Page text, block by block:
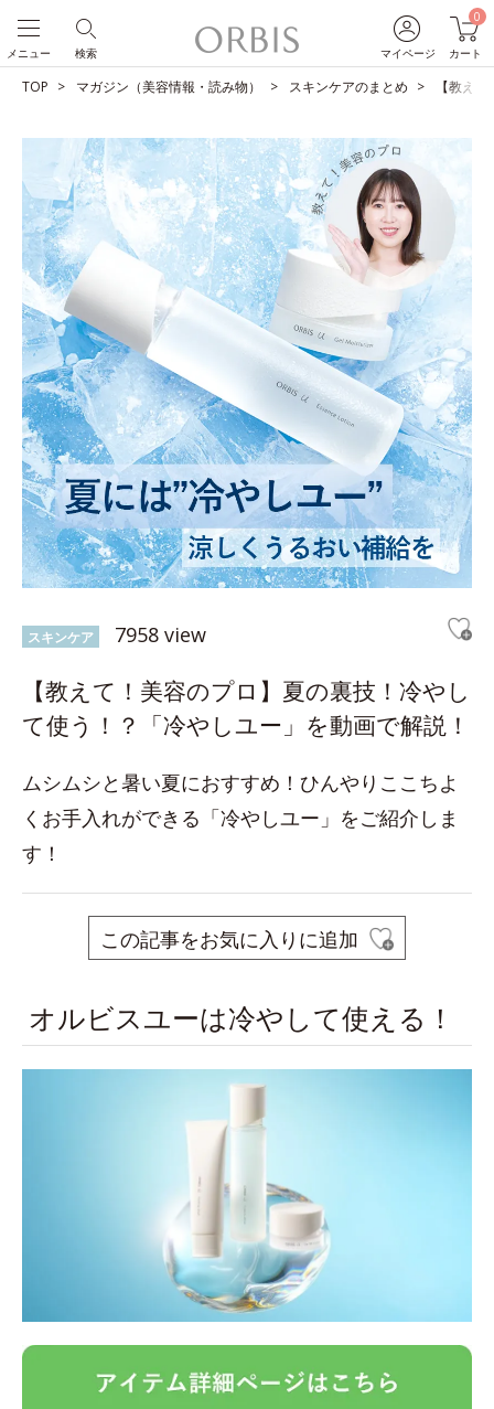
マイページ
0
カート
検索
メニュー
TOP マガジン（美容情報・読み物） スキンケアのまとめ 【教え
スキンケア 7958 view
【教えて！美容のプロ】夏の裏技！冷やし
て使う！？「冷やしユー」を動画で解説！
ムシムシと暑い夏におすすめ！ひんやりここちよ
くお手入れができる「冷やしユー」をご紹介しま
す！
この記事をお気に入りに追加
オルビスユーは冷やして使える！